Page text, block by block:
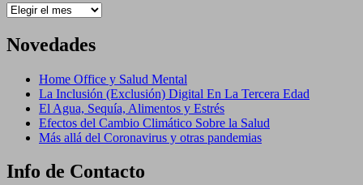
Archivos
Novedades
Home Office y Salud Mental
La Inclusión (Exclusión) Digital En La Tercera Edad
El Agua, Sequía, Alimentos y Estrés
Efectos del Cambio Climático Sobre la Salud
Más allá del Coronavirus y otras pandemias
Info de Contacto